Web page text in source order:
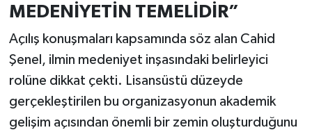
MEDENİYETİN TEMELİDİR”
Açılış konuşmaları kapsamında söz alan Cahid
Şenel, ilmin medeniyet inşasındaki belirleyici
rolüne dikkat çekti. Lisansüstü düzeyde
gerçekleştirilen bu organizasyonun akademik
gelişim açısından önemli bir zemin oluşturduğunu